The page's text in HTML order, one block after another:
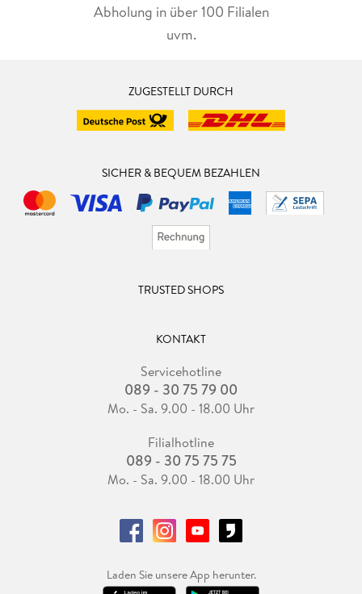
Abholung in über 100 Filialen
uvm.
ZUGESTELLT DURCH
SICHER & BEQUEM BEZAHLEN
TRUSTED SHOPS
KONTAKT
Servicehotline
089 - 30 75 79 00
Mo. - Sa. 9.00 - 18.00 Uhr
Filialhotline
089 - 30 75 75 75
Mo. - Sa. 9.00 - 18.00 Uhr
Laden Sie unsere App herunter.